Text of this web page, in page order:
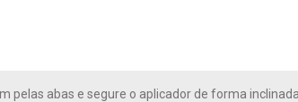
pelas abas e segure o aplicador de forma